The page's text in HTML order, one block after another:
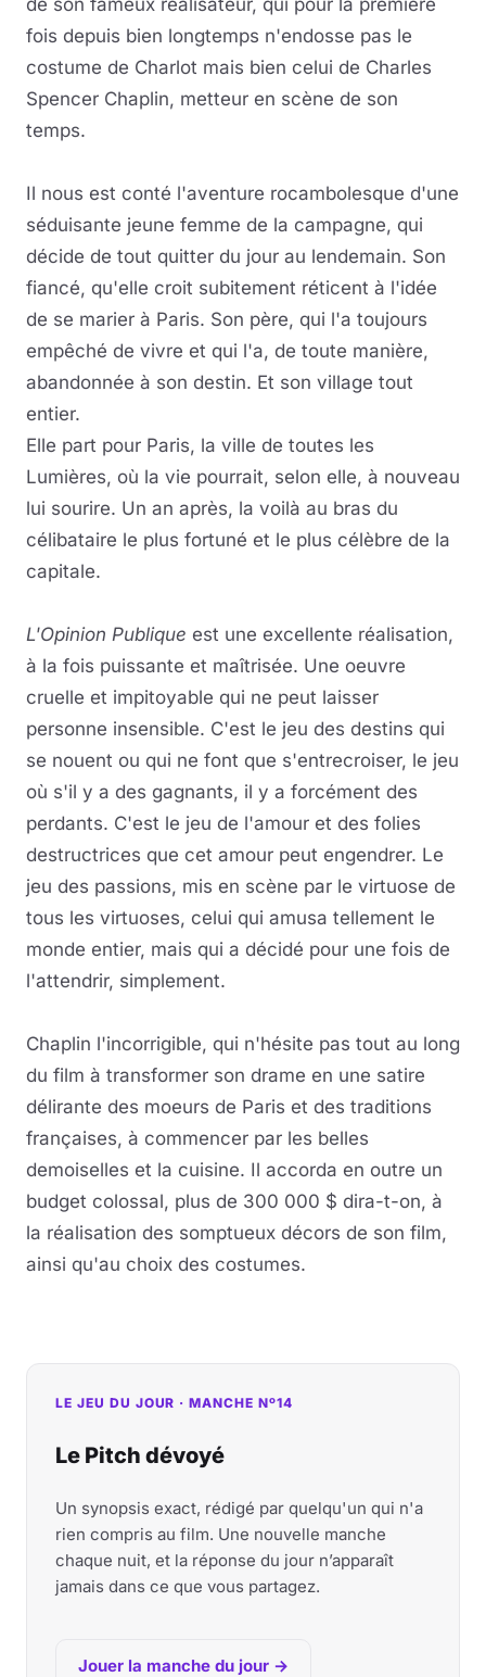
de son fameux réalisateur, qui pour la première
fois depuis bien longtemps n'endosse pas le
costume de Charlot mais bien celui de Charles
Spencer Chaplin, metteur en scène de son
temps.
Il nous est conté l'aventure rocambolesque d'une
séduisante jeune femme de la campagne, qui
décide de tout quitter du jour au lendemain. Son
fiancé, qu'elle croit subitement réticent à l'idée
de se marier à Paris. Son père, qui l'a toujours
empêché de vivre et qui l'a, de toute manière,
abandonnée à son destin. Et son village tout
entier.
Elle part pour Paris, la ville de toutes les
Lumières, où la vie pourrait, selon elle, à nouveau
lui sourire. Un an après, la voilà au bras du
célibataire le plus fortuné et le plus célèbre de la
capitale.
L'Opinion Publique est une excellente réalisation,
à la fois puissante et maîtrisée. Une oeuvre
cruelle et impitoyable qui ne peut laisser
personne insensible. C'est le jeu des destins qui
se nouent ou qui ne font que s'entrecroiser, le jeu
où s'il y a des gagnants, il y a forcément des
perdants. C'est le jeu de l'amour et des folies
destructrices que cet amour peut engendrer. Le
jeu des passions, mis en scène par le virtuose de
tous les virtuoses, celui qui amusa tellement le
monde entier, mais qui a décidé pour une fois de
l'attendrir, simplement.
Chaplin l'incorrigible, qui n'hésite pas tout au long
du film à transformer son drame en une satire
délirante des moeurs de Paris et des traditions
françaises, à commencer par les belles
demoiselles et la cuisine. Il accorda en outre un
budget colossal, plus de 300 000 $ dira-t-on, à
la réalisation des somptueux décors de son film,
ainsi qu'au choix des costumes.
LE JEU DU JOUR · MANCHE Nº14
Le Pitch dévoyé
Un synopsis exact, rédigé par quelqu'un qui n'a
rien compris au film. Une nouvelle manche
chaque nuit, et la réponse du jour n’apparaît
jamais dans ce que vous partagez.
Jouer la manche du jour →